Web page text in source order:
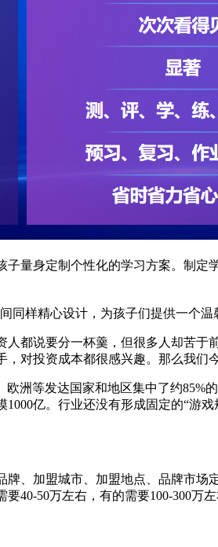
子量身定制个性化的学习方案。制
样精心设计，为孩子们提供一个温
说要分一杯羹，但很多人却苦于前
，对投资成本都很感兴趣。那
、欧洲等发达国家和地区集中了约
1000亿。行业还没有形成固定
盟城市、加盟地点、品牌市场定
50万左右，有的需要100-300万左